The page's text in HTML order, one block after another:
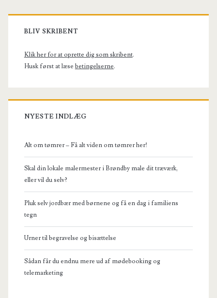
din
tandlægeskræk
i
København!
Primary
Sidebar
BLIV SKRIBENT
Klik her for at oprette dig som skribent.
Husk først at læse betingelserne.
NYESTE INDLÆG
Alt om tømrer – Få alt viden om tømrer her!
Skal din lokale malermester i Brøndby male dit træværk,
eller vil du selv?
Pluk selv jordbær med børnene og få en dag i familiens
tegn
Urner til begravelse og bisættelse
Sådan får du endnu mere ud af mødebooking og
telemarketing